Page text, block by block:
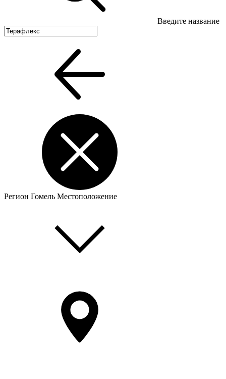
Введите название
Регион Гомель Местоположение